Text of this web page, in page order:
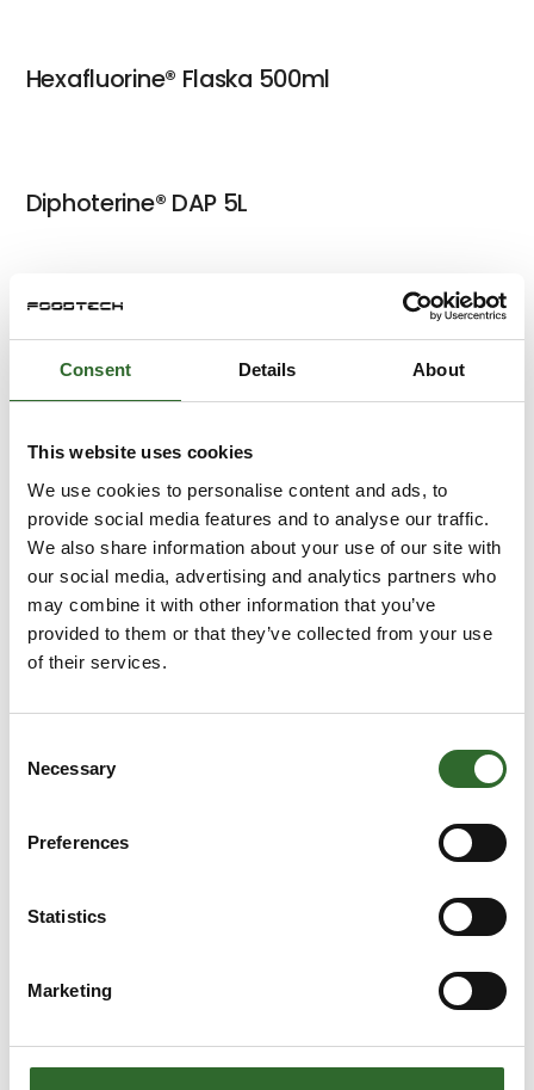
Consent Details About
This website uses cookies
We use cookies to personalise content and ads, to
provide social media features and to analyse our traffic.
We also share information about your use of our site with
our social media, advertising and analytics partners who
may combine it with other information that you’ve
provided to them or that they’ve collected from your use
of their services.
Selection
Necessary
Preferences
Statistics
Marketing
Hexafluorine® Flaska 500ml
Diphoterine® DAP 5L
pH/konduktivitetsmätare kit, portabel
AquaPro
Trivorex